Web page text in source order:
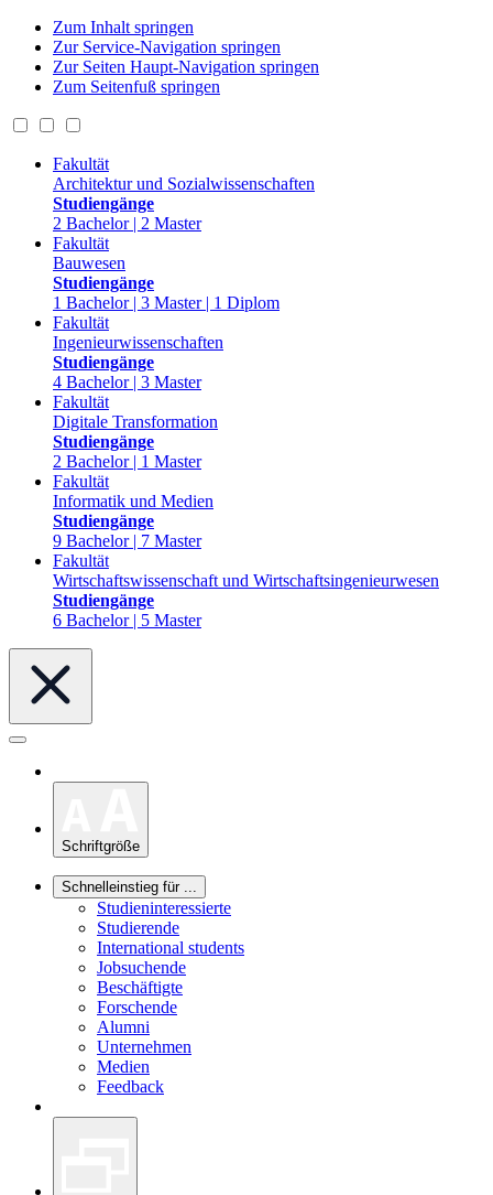
Zum Inhalt springen
Zur Service-Navigation springen
Zur Seiten Haupt-Navigation springen
Zum Seitenfuß springen
Fakultät
Architektur und Sozialwissenschaften
Studiengänge
2 Bachelor | 2 Master
Fakultät
Bauwesen
Studiengänge
1 Bachelor | 3 Master | 1 Diplom
Fakultät
Ingenieurwissenschaften
Studiengänge
4 Bachelor | 3 Master
Fakultät
Digitale Transformation
Studiengänge
2 Bachelor | 1 Master
Fakultät
Informatik und Medien
Studiengänge
9 Bachelor | 7 Master
Fakultät
Wirtschaftswissenschaft und Wirtschaftsingenieurwesen
Studiengänge
6 Bachelor | 5 Master
Schriftgröße
Schnelleinstieg für ...
Studieninteressierte
Studierende
International students
Jobsuchende
Beschäftigte
Forschende
Alumni
Unternehmen
Medien
Feedback